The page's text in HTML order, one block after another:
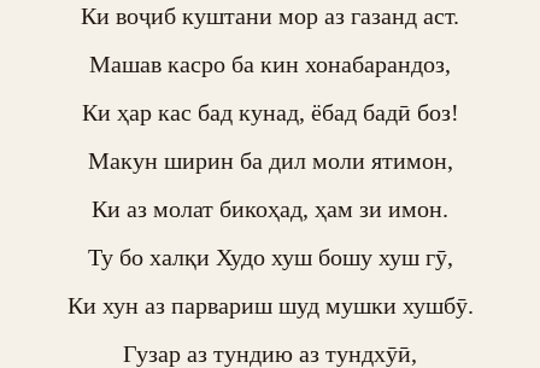
Ки воҷиб куштани мор аз газанд аст.
Машав касро ба кин хонабарандоз,
Ки ҳар кас бад кунад, ёбад бадӣ боз!
Макун ширин ба дил моли ятимон,
Ки аз молат бикоҳад, ҳам зи имон.
Ту бо халқи Худо хуш бошу хуш гӯ,
Ки хун аз парвариш шуд мушки хушбӯ.
Гузар аз тундию аз тундхӯӣ,